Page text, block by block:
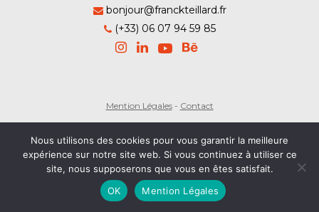
bonjour@franckteillard.fr
(+33) 06 07 94 59 85
Mention Légales- Contact
Nous utilisons des cookies pour vous garantir la meilleure
expérience sur notre site web. Si vous continuez à utiliser ce
site, nous supposerons que vous en êtes satisfait.
OK
Mention Légales